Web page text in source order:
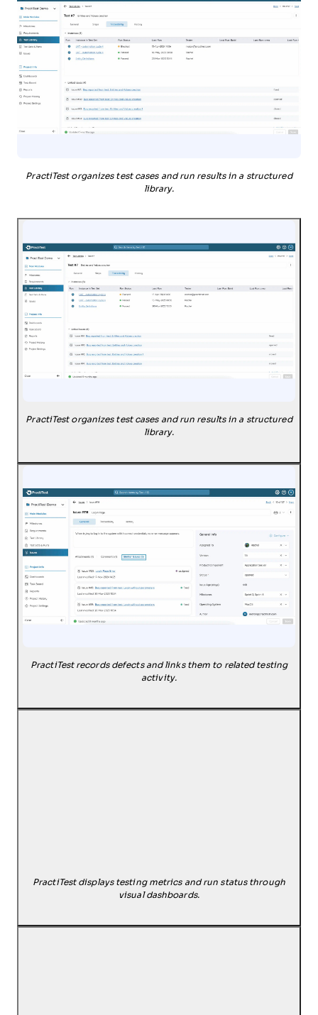
PractiTest organizes test cases and run results in a structured
library.
PractiTest organizes test cases and run results in a structured
library.
PractiTest records defects and links them to related testing
activity.
PractiTest displays testing metrics and run status through
visual dashboards.